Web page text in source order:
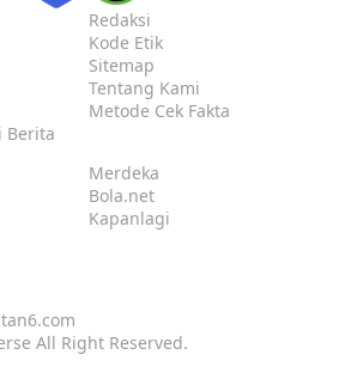
Redaksi
Kode Etik
Sitemap
Tentang Kami
Metode Cek Fakta
Berita
Merdeka
Bola.net
Kapanlagi
All Right Reserved.